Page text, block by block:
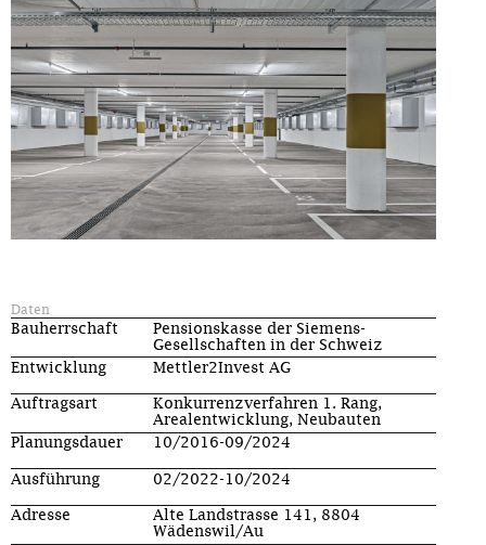
Daten
Bauherrschaft
Pensionskasse der Siemens-
Gesellschaften in der Schweiz
Entwicklung
Mettler2Invest AG
Auftragsart
Konkurrenzverfahren 1. Rang,
Arealentwicklung, Neubauten
Planungsdauer
10/2016-09/2024
Ausführung 02/2022-10/2024
Adresse
Alte Landstrasse 141, 8804
Wädenswil/Au